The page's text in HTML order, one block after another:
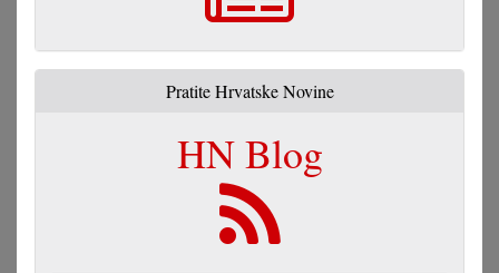
Pratite Hrvatske Novine
HN Blog